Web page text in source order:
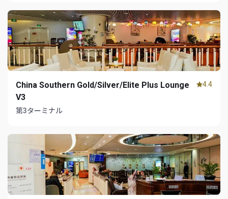
China Southern Gold/Silver/Elite Plus Lounge
V3
第3ターミナル
4.4